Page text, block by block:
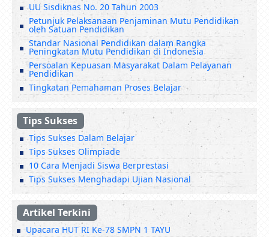
UU Sisdiknas No. 20 Tahun 2003
Petunjuk Pelaksanaan Penjaminan Mutu Pendidikan
oleh Satuan Pendidikan
Standar Nasional Pendidikan dalam Rangka
Peningkatan Mutu Pendidikan di Indonesia
Persoalan Kepuasan Masyarakat Dalam Pelayanan
Pendidikan
Tingkatan Pemahaman Proses Belajar
Tips Sukses
Tips Sukses Dalam Belajar
Tips Sukses Olimpiade
10 Cara Menjadi Siswa Berprestasi
Tips Sukses Menghadapi Ujian Nasional
Artikel Terkini
Upacara HUT RI Ke-78 SMPN 1 TAYU